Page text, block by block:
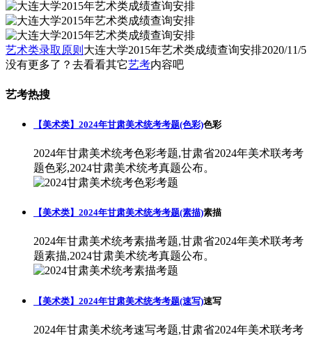
艺术类录取原则 大连大学2015年艺术类成绩查询安排2020/11/5
没有更多了？去看看其它艺考内容吧
艺考热搜
【美术类】2024年甘肃美术统考考题(色彩)色彩
2024年甘肃美术统考色彩考题,甘肃省2024年美术联考考
题色彩,2024甘肃美术统考真题公布。
【美术类】2024年甘肃美术统考考题(素描)素描
2024年甘肃美术统考素描考题,甘肃省2024年美术联考考
题素描,2024甘肃美术统考真题公布。
【美术类】2024年甘肃美术统考考题(速写)速写
2024年甘肃美术统考速写考题,甘肃省2024年美术联考考